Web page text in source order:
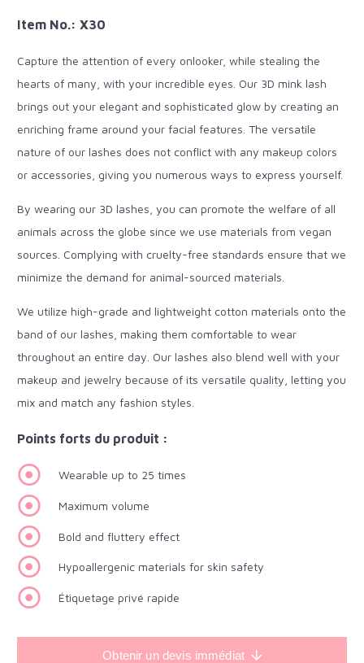
Item No.: X30
Capture the attention of every onlooker, while stealing the
hearts of many, with your incredible eyes. Our 3D mink lash
brings out your elegant and sophisticated glow by creating an
enriching frame around your facial features. The versatile
nature of our lashes does not conflict with any makeup colors
or accessories, giving you numerous ways to express yourself.
By wearing our 3D lashes, you can promote the welfare of all
animals across the globe since we use materials from vegan
sources. Complying with cruelty-free standards ensure that we
minimize the demand for animal-sourced materials.
We utilize high-grade and lightweight cotton materials onto the
band of our lashes, making them comfortable to wear
throughout an entire day. Our lashes also blend well with your
makeup and jewelry because of its versatile quality, letting you
mix and match any fashion styles.
Points forts du produit :
Wearable up to 25 times
Maximum volume
Bold and fluttery effect
Hypoallergenic materials for skin safety
Étiquetage privé rapide
Obtenir un devis immédiat